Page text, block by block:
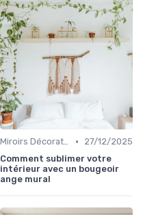
Miroirs Décoratifs •
27/12/2025
Comment sublimer votre
intérieur avec un bougeoir
ange mural